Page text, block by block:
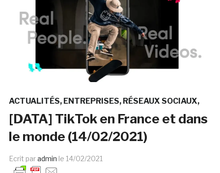
ACTUALITÉS ENTREPRISES RÉSEAUX SOCIAUX
[DATA] TikTok en France et dans
le monde (14/02/2021)
Ecrit paradmin le 14/02/2021